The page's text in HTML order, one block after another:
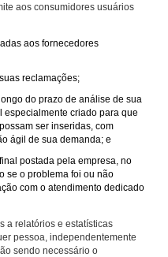
aos consumidores usuários
aos fornecedores
reclamações;
do prazo de análise de sua
especialmente criado para que
ser inseridas, com
ágil de sua demanda; e
postada pela empresa, no
se o problema foi ou não
com o atendimento dedicado
a relatórios e estatísticas
pessoa, independentemente
sendo necessário o